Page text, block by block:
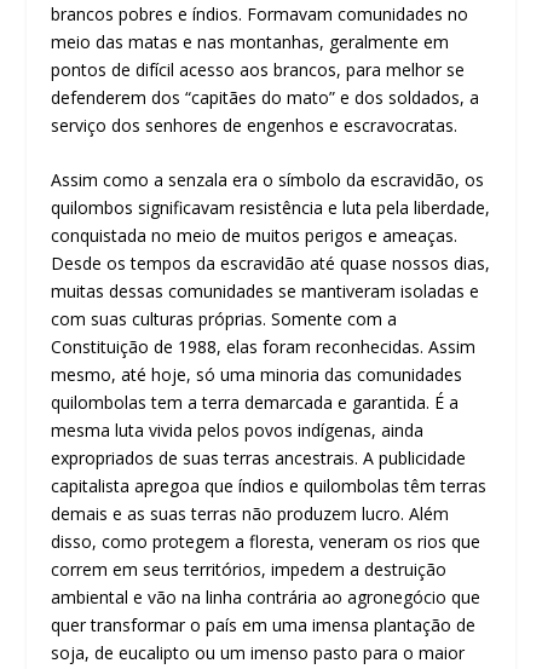
brancos pobres e índios. Formavam comunidades no
meio das matas e nas montanhas, geralmente em
pontos de difícil acesso aos brancos, para melhor se
defenderem dos “capitães do mato” e dos soldados, a
serviço dos senhores de engenhos e escravocratas.
Assim como a senzala era o símbolo da escravidão, os
quilombos significavam resistência e luta pela liberdade,
conquistada no meio de muitos perigos e ameaças.
Desde os tempos da escravidão até quase nossos dias,
muitas dessas comunidades se mantiveram isoladas e
com suas culturas próprias. Somente com a
Constituição de 1988, elas foram reconhecidas. Assim
mesmo, até hoje, só uma minoria das comunidades
quilombolas tem a terra demarcada e garantida. É a
mesma luta vivida pelos povos indígenas, ainda
expropriados de suas terras ancestrais. A publicidade
capitalista apregoa que índios e quilombolas têm terras
demais e as suas terras não produzem lucro. Além
disso, como protegem a floresta, veneram os rios que
correm em seus territórios, impedem a destruição
ambiental e vão na linha contrária ao agronegócio que
quer transformar o país em uma imensa plantação de
soja, de eucalipto ou um imenso pasto para o maior